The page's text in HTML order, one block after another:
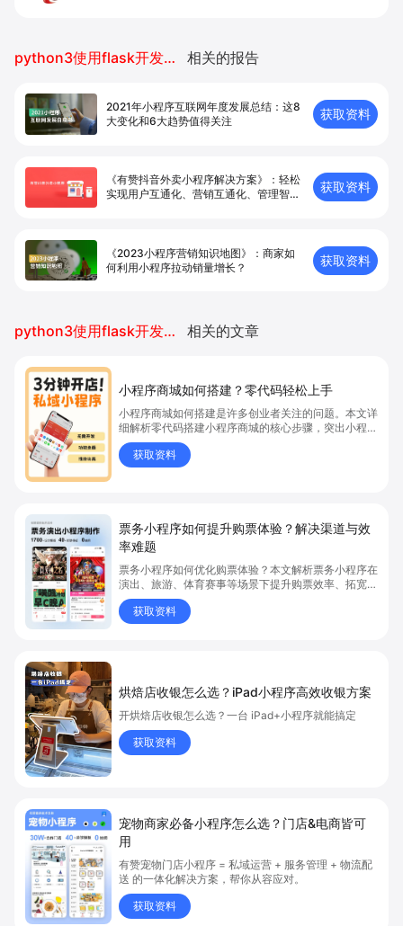
python3使用flask开发小程序 相关的报告
2021年小程序互联网年度发展总结：这8
大变化和6大趋势值得关注
获取资料
《有赞抖音外卖小程序解决方案》：轻松
实现用户互通化、营销互通化、管理智能
获取资料
《2023小程序营销知识地图》：商家如
何利用小程序拉动销量增长？
获取资料
python3使用flask开发小程序 相关的文章
小程序商城如何搭建？零代码轻松上手
小程序商城如何搭建是许多创业者关注的问题。本文详
细解析零代码搭建小程序商城的核心步骤，突出小程序
商城、商城搭建与零代码开店优势，帮助你轻松实现商
品上架、全渠道销售及高效会员运营，快速开启线上卖
货新模式。点击获取详细操作指南！
获取资料
票务小程序如何提升购票体验？解决渠道与效
率难题
票务小程序如何优化购票体验？本文解析票务小程序在
演出、旅游、体育赛事等场景下提升购票效率、拓宽销
售渠道、实现会员精准营销的具体方式。关键词包括
“票务小程序”、“购票体验”、“购票效率”。
获取资料
烘焙店收银怎么选？iPad小程序高效收银方案
开烘焙店收银怎么选？一台 iPad+小程序就能搞定
获取资料
宠物商家必备小程序怎么选？门店&电商皆可
用
有赞宠物门店小程序 = 私域运营 + 服务管理 + 物流配
送 的一体化解决方案，帮你从容应对。
获取资料